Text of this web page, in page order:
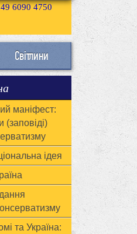
6090 4750
Світлини
маніфест:
(заповіді)
ідея
та Україна: